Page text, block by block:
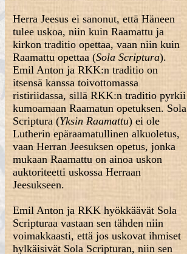
Herra Jeesus ei sanonut, että Häneen
tulee uskoa, niin kuin Raamattu ja
kirkon traditio opettaa, vaan niin kuin
Raamattu opettaa (Sola Scriptura).
Emil Anton ja RKK:n traditio on
itsensä kanssa toivottomassa
ristiriidassa, sillä RKK:n traditio pyrkii
kumoamaan Raamatun opetuksen. Sola
Scriptura (Yksin Raamattu) ei ole
Lutherin epäraamatullinen alkuoletus,
vaan Herran Jeesuksen opetus, jonka
mukaan Raamattu on ainoa uskon
auktoriteetti uskossa Herraan
Jeesukseen.
Emil Anton ja RKK hyökkäävät Sola
Scripturaa vastaan sen tähden niin
voimakkaasti, että jos uskovat ihmiset
hylkäisivät Sola Scripturan, niin sen